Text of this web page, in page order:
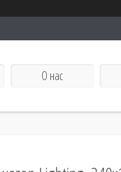
О нас